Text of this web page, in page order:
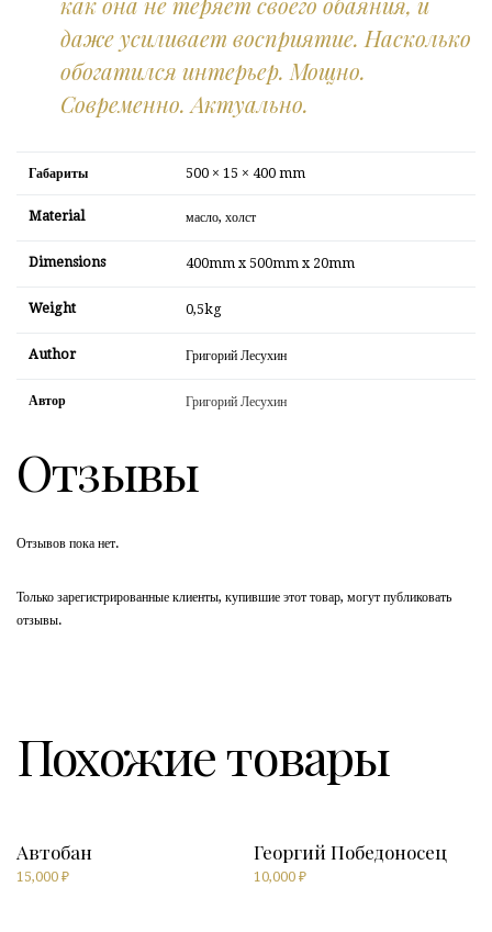
даже усиливает восприятие. Насколько
обогатился интерьер. Мощно.
Современно. Актуально.
Габариты 500 × 15 × 400 mm
Material масло, холст
Dimensions 400mm x 500mm x 20mm
Weight 0,5kg
Author Григорий Лесухин
Автор Григорий Лесухин
Отзывы
Отзывов пока нет.
Только зарегистрированные клиенты, купившие этот товар, могут публиковать
отзывы.
Похожие товары
Автобан
15,000 ₽
Георгий Победоносец
10,000 ₽